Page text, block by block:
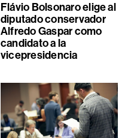
Flávio Bolsonaro elige al
diputado conservador
Alfredo Gaspar como
candidato a la
vicepresidencia